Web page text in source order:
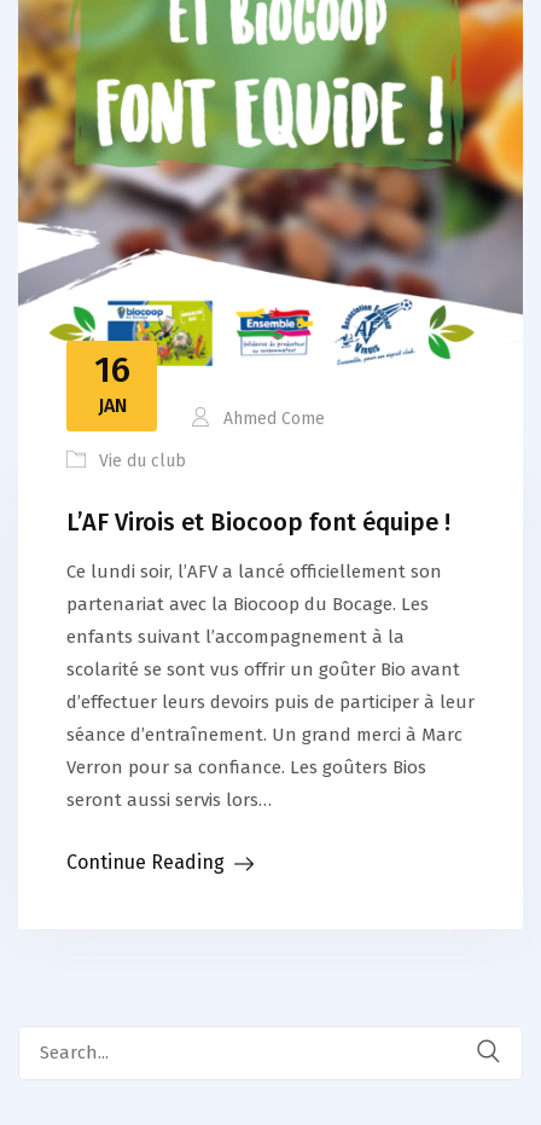
16
JAN
Ahmed Come
Vie du club
L’AF Virois et Biocoop font équipe !
Ce lundi soir, l’AFV a lancé officiellement son
partenariat avec la Biocoop du Bocage. Les
enfants suivant l’accompagnement à la
scolarité se sont vus offrir un goûter Bio avant
d’effectuer leurs devoirs puis de participer à leur
séance d’entraînement. Un grand merci à Marc
Verron pour sa confiance. Les goûters Bios
seront aussi servis lors…
Continue Reading